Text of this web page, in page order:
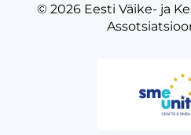
© 2026 Eesti Väike- ja